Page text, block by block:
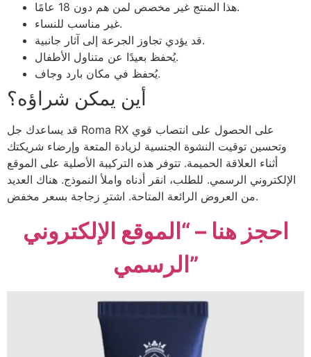
هذا المنتج غير مخصص لمن هم دون 18 عامًا.
غير مناسب للنساء.
قد يؤدي تجاوز الجرعة إلى آثار جانبية.
يُحفظ بعيدًا عن متناول الأطفال.
يُحفظ في مكان بارد وجاف.
أين يمكن شراؤه؟
قد يساعدك جل Roma RX على الحصول على انتصاب قوي
وتحسين توقيت النشوة الجنسية لزيادة المتعة وإرضاء شريكتك
أثناء العلاقة الحميمة. تتوفر هذه التركيبة الأصلية على الموقع
الإلكتروني الرسمي. للطلب، انقر أدناه واملأ النموذج. هناك العديد
من العروض الرائعة المتاحة. اشترِ زجاجة بسعر مخفض.
احجز هنا – “الموقع الإلكتروني
الرسمي”